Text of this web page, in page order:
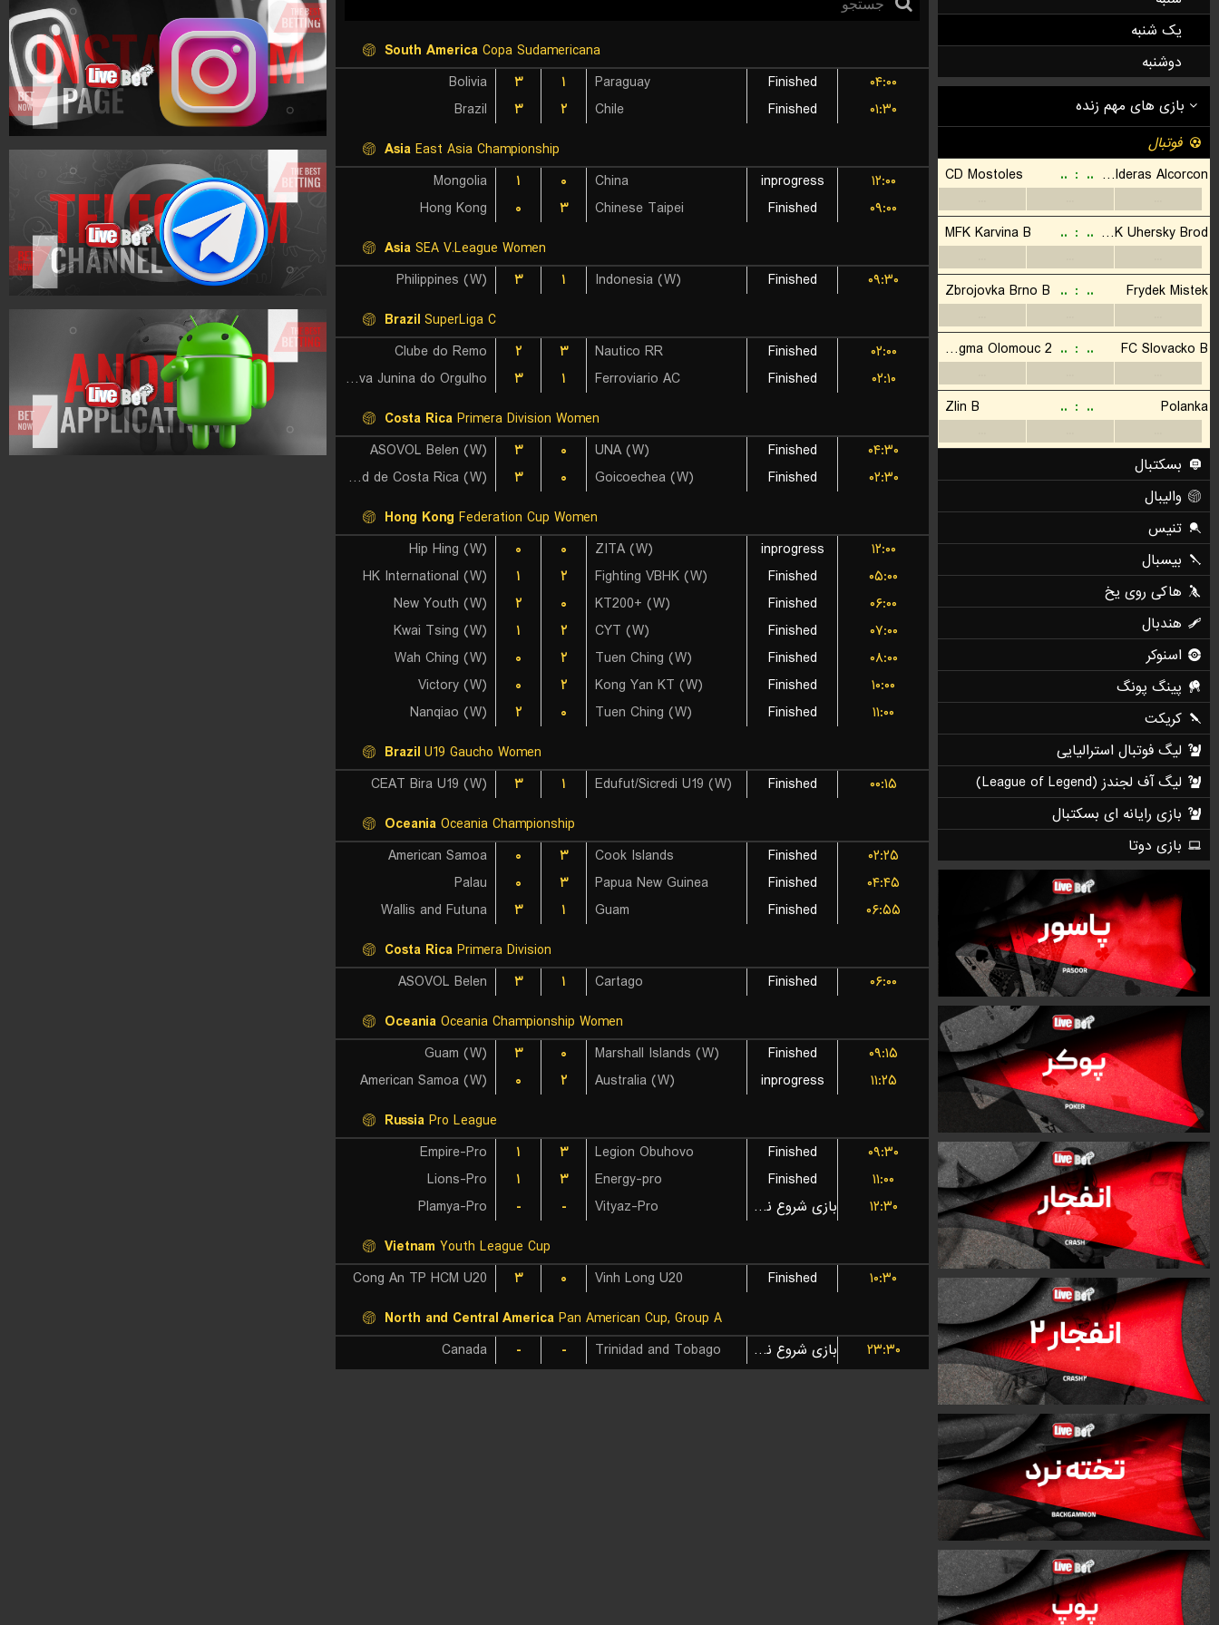
یک شنبه
دوشنبه
South America Copa Sudamericana
Bolivia
۳ ۱ Paraguay Finished
۰۴:۰۰
Brazil
۳ ۲ Chile Finished
۰۱:۳۰
Asia East Asia Championship
Mongolia
۱ ۰ China inprogress
۱۲:۰۰
Hong Kong
۰ ۳ Chinese Taipei Finished
۰۹:۰۰
Asia SEA V.League Women
Philippines (W)
۳ ۱ Indonesia (W) Finished
۰۹:۳۰
Brazil SuperLiga C
Clube do Remo
۲ ۳ Nautico RR Finished
۰۲:۰۰
Nova Junina do Orgulho
۳ ۱ Ferroviario AC Finished
۰۲:۱۰
Costa Rica Primera Division Women
ASOVOL Belen (W)
۳ ۰ UNA (W) Finished
۰۴:۳۰
Universidad de Costa Rica (W)
۳ ۰ Goicoechea (W) Finished
۰۲:۳۰
Hong Kong Federation Cup Women
Hip Hing (W)
۰ ۰ ZITA (W) inprogress
۱۲:۰۰
HK International (W)
۱ ۲ Fighting VBHK (W) Finished
۰۵:۰۰
New Youth (W)
۲ ۰ KT200+ (W) Finished
۰۶:۰۰
Kwai Tsing (W)
۱ ۲ CYT (W) Finished
۰۷:۰۰
Wah Ching (W)
۰ ۲ Tuen Ching (W) Finished
۰۸:۰۰
Victory (W)
۰ ۲ Kong Yan KT (W) Finished
۱۰:۰۰
Nanqiao (W)
۲ ۰ Tuen Ching (W) Finished
۱۱:۰۰
Brazil U19 Gaucho Women
CEAT Bira U19 (W)
۳ ۱ Edufut/Sicredi U19 (W) Finished
۰۰:۱۵
Oceania Oceania Championship
American Samoa
۰ ۳ Cook Islands Finished
۰۲:۲۵
Palau
۰ ۳ Papua New Guinea Finished
۰۴:۴۵
Wallis and Futuna
۳ ۱ Guam Finished
۰۶:۵۵
Costa Rica Primera Division
ASOVOL Belen
۳ ۱ Cartago Finished
۰۶:۰۰
Oceania Oceania Championship Women
Guam (W)
۳ ۰ Marshall Islands (W) Finished
۰۹:۱۵
American Samoa (W)
۰ ۲ Australia (W) inprogress
۱۱:۲۵
Russia Pro League
Empire-Pro
۱ ۳ Legion Obuhovo Finished
۰۹:۳۰
Lions-Pro
۱ ۳ Energy-pro Finished
۱۱:۰۰
Plamya-Pro
- - Vityaz-Pro بازی شروع نشده است
۱۲:۳۰
Vietnam Youth League Cup
Cong An TP HCM U20
۳ ۰ Vinh Long U20 Finished
۱۰:۳۰
North and Central America Pan American Cup, Group A
Canada
- - Trinidad and Tobago بازی شروع نشده است ۲۳:۳۰